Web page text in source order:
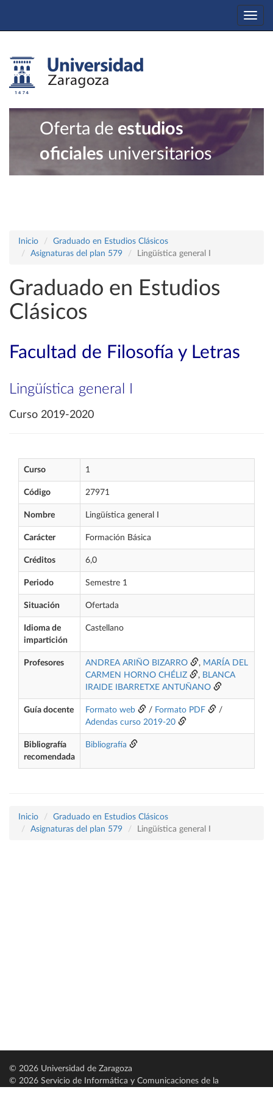
Oferta de estudios
oficiales universitarios
Inicio
Graduado en Estudios Clásicos
Asignaturas del plan 579
Lingüística general I
Graduado en Estudios
Clásicos
Facultad de Filosofía y Letras
Lingüística general I
Curso 2019-2020
Curso 1
Código 27971
Nombre Lingüística general I
Carácter Formación Básica
Créditos 6,0
Periodo Semestre 1
Situación Ofertada
Idioma de
impartición
Castellano
Profesores ANDREA ARIÑO BIZARRO , MARÍA DEL
CARMEN HORNO CHÉLIZ
, BLANCA
IRAIDE IBARRETXE ANTUÑANO
Guía docente Formato web / Formato PDF
/
Adendas curso 2019-20
Bibliografía
recomendada
Bibliografía
Inicio
Graduado en Estudios Clásicos
Asignaturas del plan 579
Lingüística general I
© 2026 Universidad de Zaragoza
© 2026 Servicio de Informática y Comunicaciones de la